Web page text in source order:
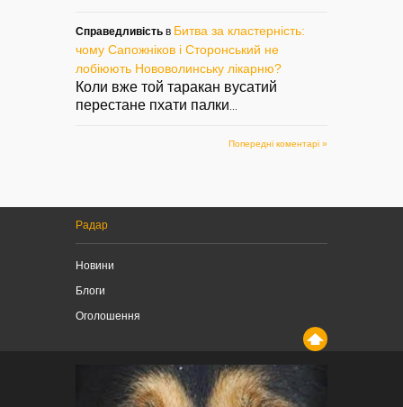
Справедливість в Битва за кластерність:
чому Сапожніков і Сторонський не
лобіюють Нововолинську лікарню?
Коли вже той таракан вусатий
перестане пхати палки
Попередні коментарі »
Радар
Новини
Блоги
Оголошення